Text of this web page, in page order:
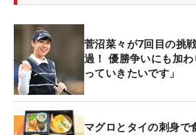
菅沼菜々が7回目の挑
過！ 優勝争いにも加
っていきたいです」
マグロとタイの刺身で